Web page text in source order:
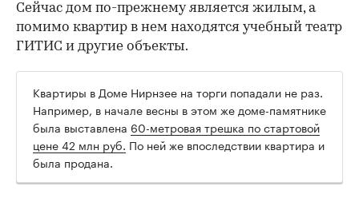
Сейчас дом по-прежнему является жилым, а
помимо квартир в нем находятся учебный театр
ГИТИС и другие объекты.
Квартиры в Доме Нирнзее на торги попадали не раз.
Например, в начале весны в этом же доме-памятнике
была выставлена 60-метровая трешка по стартовой
цене 42 млн руб. По ней же впоследствии квартира и
была продана.